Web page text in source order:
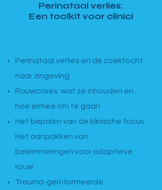
Perinataal verlies:
Een toolkit voor clinici
Perinataal verlies en de zoektocht
naar zingeving
Rouwcrises: wat ze inhouden en
hoe ermee om te gaan
Het bepalen van de klinische focus:
Het aanpakken van
belemmeringen voor adaptieve
rouw
Trauma-geïnformeerde